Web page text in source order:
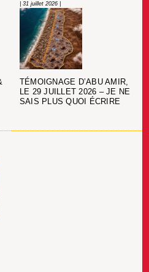
| 31 juillet 2026 |
TÉMOIGNAGE D’ABU AMIR,
LE 29 JUILLET 2026 – JE NE
SAIS PLUS QUOI ÉCRIRE